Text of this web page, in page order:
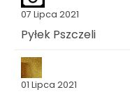
07 Lipca 2021
Pyłek Pszczeli
01 Lipca 2021